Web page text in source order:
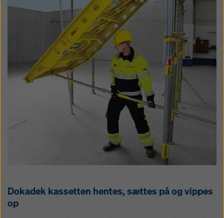
Dokadek kassetten hentes, sættes på og vippes
op